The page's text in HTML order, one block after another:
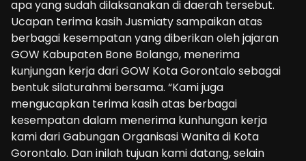
apa yang sudah dilaksanakan di daerah tersebut.
Ucapan terima kasih Jusmiaty sampaikan atas
berbagai kesempatan yang diberikan oleh jajaran
GOW Kabupaten Bone Bolango, menerima
kunjungan kerja dari GOW Kota Gorontalo sebagai
bentuk silaturahmi bersama. “Kami juga
mengucapkan terima kasih atas berbagai
kesempatan dalam menerima kunhungan kerja
kami dari Gabungan Organisasi Wanita di Kota
Gorontalo. Dan inilah tujuan kami datang, selain